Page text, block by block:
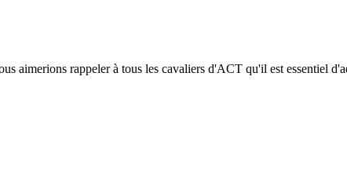
aimerions rappeler à tous les cavaliers d'ACT qu'il est essentiel